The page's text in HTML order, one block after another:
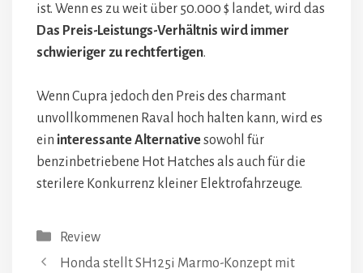
ist. Wenn es zu weit über 50.000 $ landet, wird das
Das Preis-Leistungs-Verhältnis wird immer
schwieriger zu rechtfertigen.
Wenn Cupra jedoch den Preis des charmant
unvollkommenen Raval hoch halten kann, wird es
ein interessante Alternativesowohl für
benzinbetriebene Hot Hatches als auch für die
sterilere Konkurrenz kleiner Elektrofahrzeuge.
Kategorien
Review
Honda stellt SH125i Marmo-Konzept mit